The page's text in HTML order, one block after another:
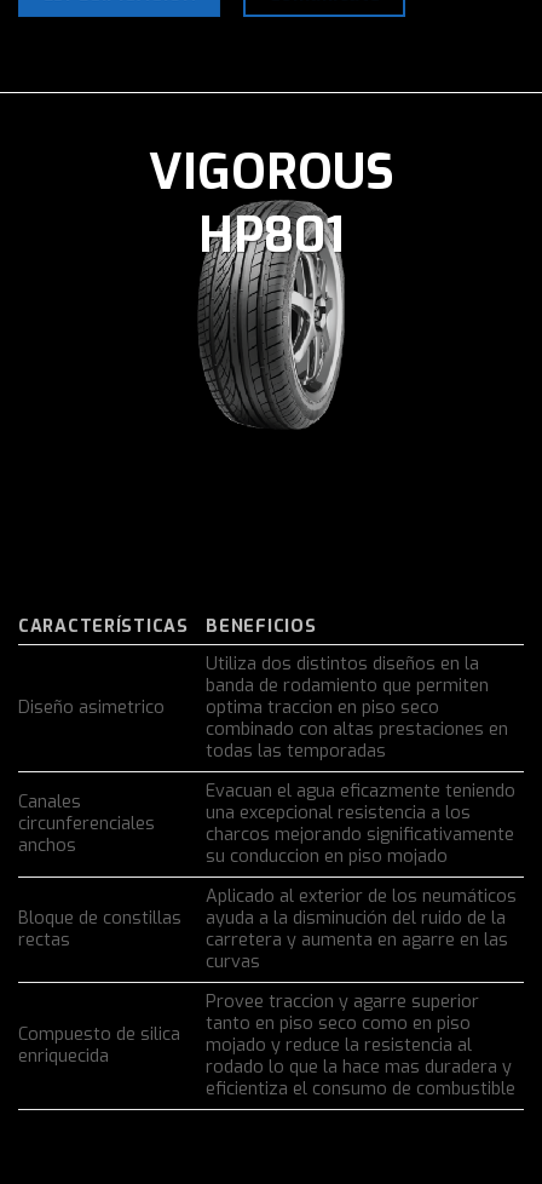
VIGOROUS
HP801
CARACTERÍSTICAS BENEFICIOS
Diseño asimetrico
Utiliza dos distintos diseños en la
banda de rodamiento que permiten
optima traccion en piso seco
combinado con altas prestaciones en
todas las temporadas
Canales
circunferenciales
anchos
Evacuan el agua eficazmente teniendo
una excepcional resistencia a los
charcos mejorando significativamente
su conduccion en piso mojado
Bloque de constillas
rectas
Aplicado al exterior de los neumáticos
ayuda a la disminución del ruido de la
carretera y aumenta en agarre en las
curvas
Compuesto de silica
enriquecida
Provee traccion y agarre superior
tanto en piso seco como en piso
mojado y reduce la resistencia al
rodado lo que la hace mas duradera y
eficientiza el consumo de combustible